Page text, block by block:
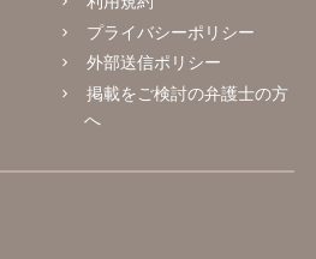
プライバシーポリシー
外部送信ポリシー
掲載をご検討の弁護士の方
へ